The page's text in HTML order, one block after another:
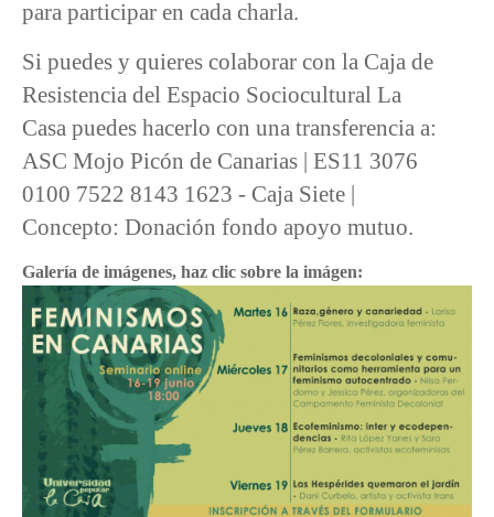
para participar en cada charla.
Si puedes y quieres colaborar con la Caja de
Resistencia del Espacio Sociocultural La
Casa puedes hacerlo con una transferencia a:
ASC Mojo Picón de Canarias | ES11 3076
0100 7522 8143 1623 - Caja Siete |
Concepto: Donación fondo apoyo mutuo.
Galería de imágenes, haz clic sobre la imágen: